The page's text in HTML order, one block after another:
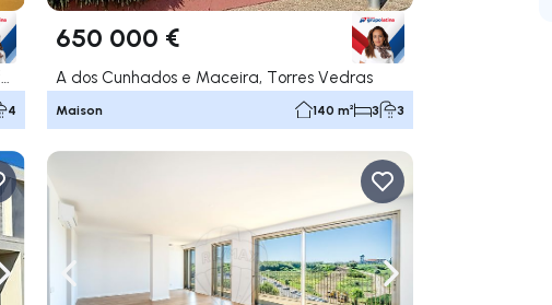
4
650 000 €
A dos Cunhados e Maceira, Torres Vedras
Maison 140 m² 3 3
Naviguer vers la droite
Naviguer vers la gauche Naviguer vers la droite